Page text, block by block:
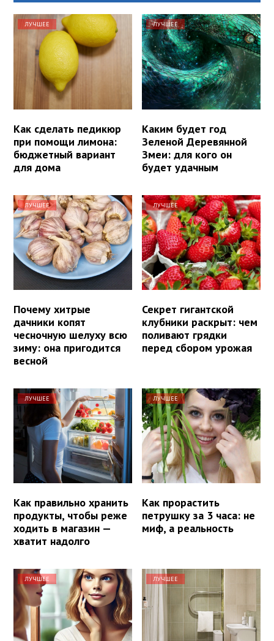
ЛУЧШЕЕ
Как сделать педикюр
при помощи лимона:
бюджетный вариант
для дома
ЛУЧШЕЕ
Каким будет год
Зеленой Деревянной
Змеи: для кого он
будет удачным
ЛУЧШЕЕ
Почему хитрые
дачники копят
чесночную шелуху всю
зиму: она пригодится
весной
ЛУЧШЕЕ
Секрет гигантской
клубники раскрыт: чем
поливают грядки
перед сбором урожая
ЛУЧШЕЕ
Как правильно хранить
продукты, чтобы реже
ходить в магазин —
хватит надолго
ЛУЧШЕЕ
Как прорастить
петрушку за 3 часа: не
миф, а реальность
ЛУЧШЕЕ ЛУЧШЕЕ